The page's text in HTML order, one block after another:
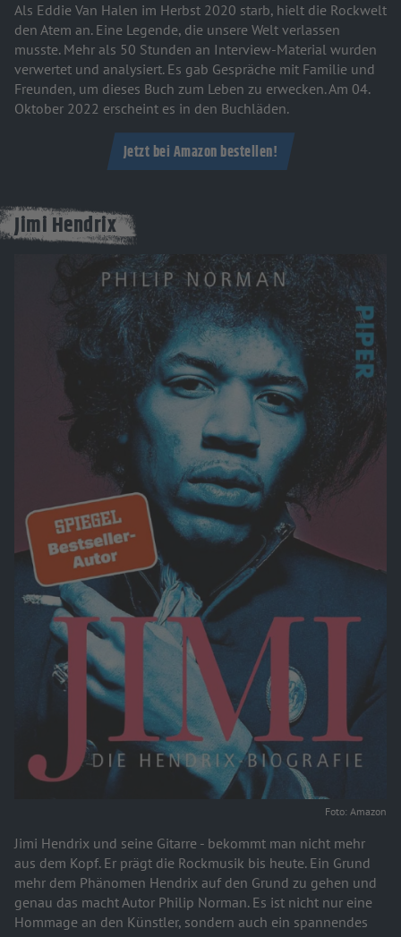
Als Eddie Van Halen im Herbst 2020 starb, hielt die Rockwelt
den Atem an. Eine Legende, die unsere Welt verlassen
musste. Mehr als 50 Stunden an Interview-Material wurden
verwertet und analysiert. Es gab Gespräche mit Familie und
Freunden, um dieses Buch zum Leben zu erwecken. Am 04.
Oktober 2022 erscheint es in den Buchläden.
Jetzt bei Amazon bestellen!
Jimi Hendrix
Foto: Amazon
Jimi Hendrix und seine Gitarre - bekommt man nicht mehr
aus dem Kopf. Er prägt die Rockmusik bis heute. Ein Grund
mehr dem Phänomen Hendrix auf den Grund zu gehen und
genau das macht Autor Philip Norman. Es ist nicht nur eine
Hommage an den Künstler, sondern auch ein spannendes